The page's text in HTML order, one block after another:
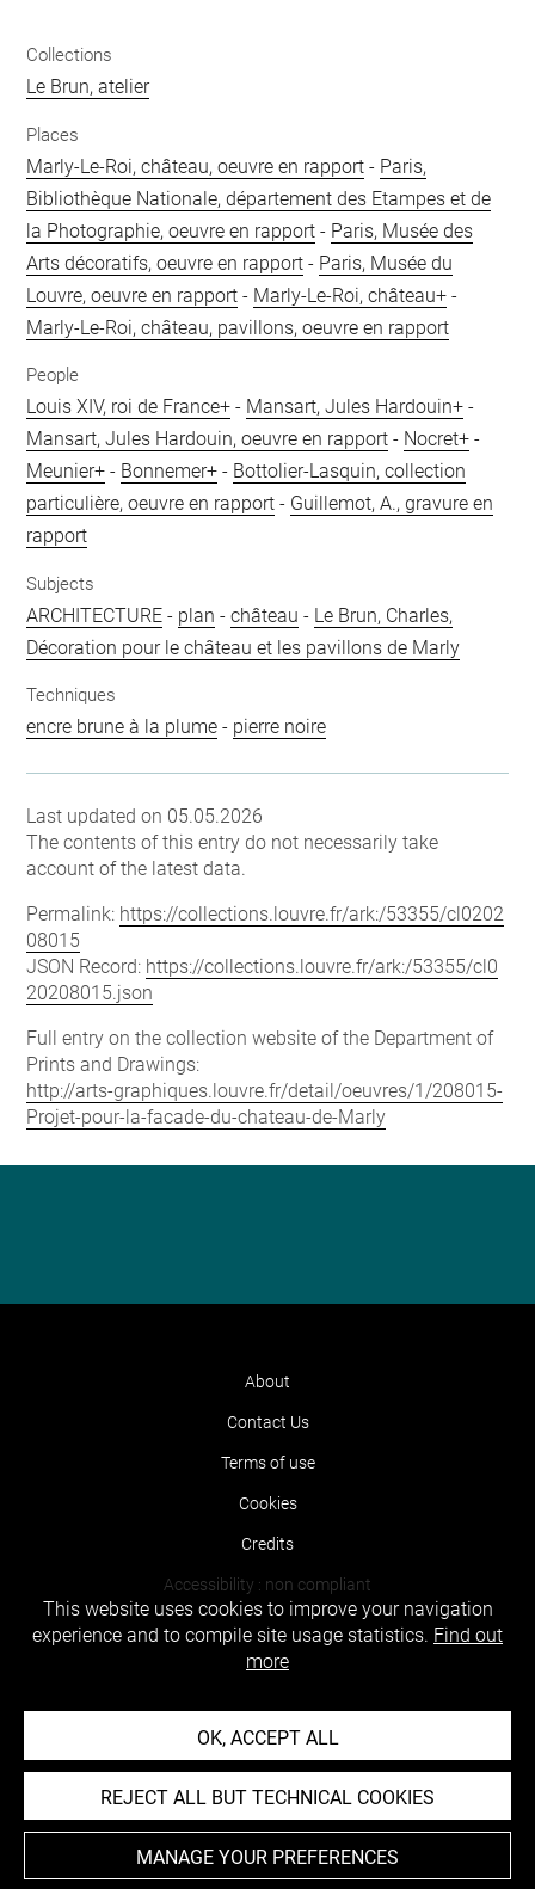
Collections
Le Brun, atelier
Places
Marly-Le-Roi, château, oeuvre en rapport - Paris,
Bibliothèque Nationale, département des Etampes et de
la Photographie, oeuvre en rapport - Paris, Musée des
Arts décoratifs, oeuvre en rapport - Paris, Musée du
Louvre, oeuvre en rapport - Marly-Le-Roi, château+ -
Marly-Le-Roi, château, pavillons, oeuvre en rapport
People
Louis XIV, roi de France+ - Mansart, Jules Hardouin+ -
Mansart, Jules Hardouin, oeuvre en rapport - Nocret+ -
Meunier+ - Bonnemer+ - Bottolier-Lasquin, collection
particulière, oeuvre en rapport - Guillemot, A., gravure en
rapport
Subjects
ARCHITECTURE - plan -château - Le Brun, Charles,
Décoration pour le château et les pavillons de Marly
Techniques
encre brune à la plume - pierre noire
Last updated on 05.05.2026
The contents of this entry do not necessarily take
account of the latest data.
Permalink: https://collections.louvre.fr/ark:/53355/cl0202
08015
JSON Record: https://collections.louvre.fr/ark:/53355/cl0
20208015.json
Full entry on the collection website of the Department of
Prints and Drawings:
http://arts-graphiques.louvre.fr/detail/oeuvres/1/208015-
Projet-pour-la-facade-du-chateau-de-Marly
About
Contact Us
Terms of use
Cookies
Credits
Accessibility : non compliant
This website uses cookies to improve your navigation
experience and to compile site usage statistics. Find out
more
OK, ACCEPT ALL
REJECT ALL BUT TECHNICAL COOKIES
MANAGE YOUR PREFERENCES